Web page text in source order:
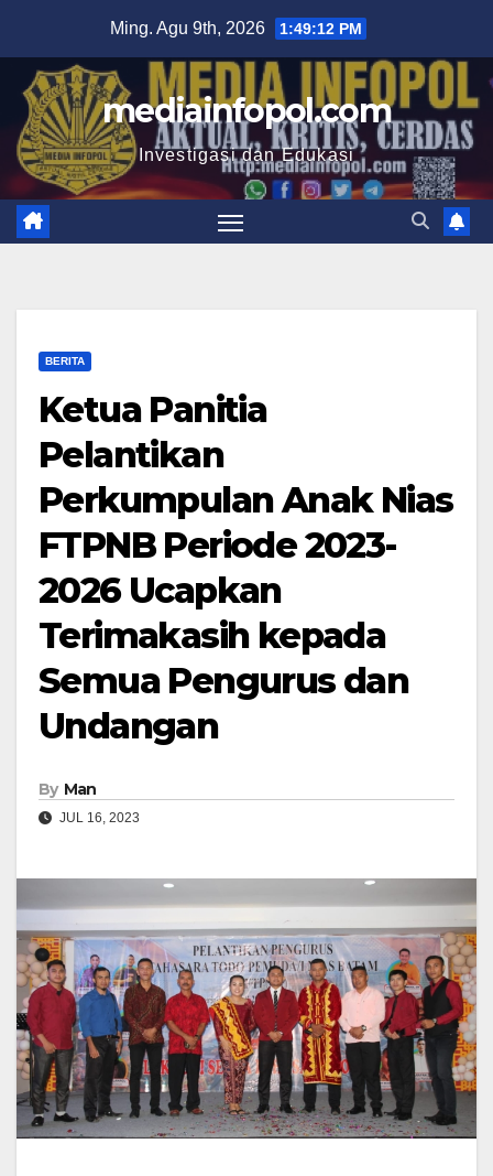
content
Ming. Agu 9th, 2026 1:49:13 PM
mediainfopol.com
Investigasi dan Edukasi
BERITA
Ketua Panitia
Pelantikan
Perkumpulan Anak Nias
FTPNB Periode 2023-
2026 Ucapkan
Terimakasih kepada
Semua Pengurus dan
Undangan
By Man
JUL 16, 2023